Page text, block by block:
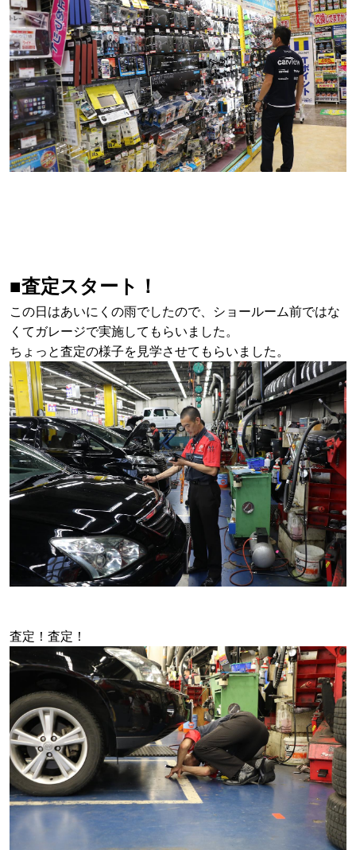
■査定スタート！
この日はあいにくの雨でしたので、ショールーム前ではな
くてガレージで実施してもらいました。
ちょっと査定の様子を見学させてもらいました。
査定！査定！